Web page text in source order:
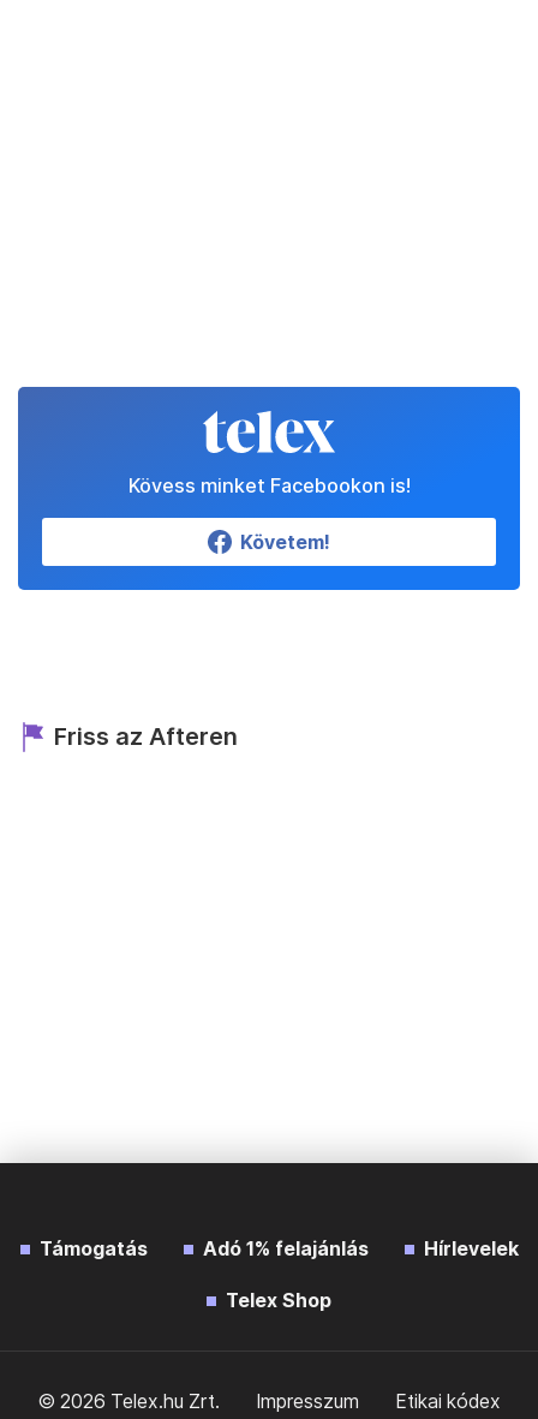
Kövess minket Facebookon is!
Követem!
Friss az Afteren
Támogatás Adó 1% felajánlás Hírlevelek
Telex Shop
© 2026 Telex.hu Zrt. Impresszum Etikai kódex